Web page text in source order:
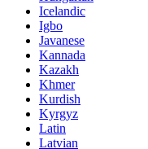
Icelandic
Igbo
Javanese
Kannada
Kazakh
Khmer
Kurdish
Kyrgyz
Latin
Latvian